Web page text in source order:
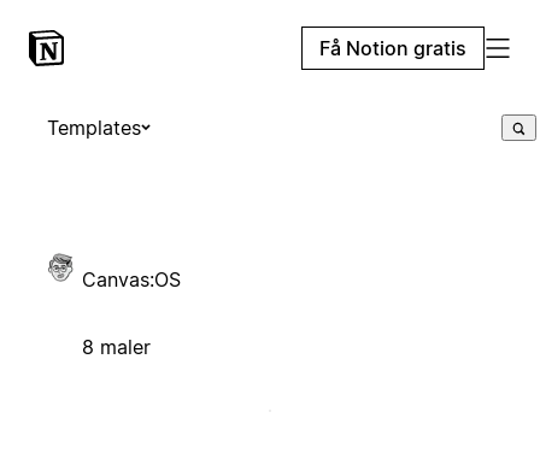
Få Notion gratis
Templates
Canvas:OS
8 maler